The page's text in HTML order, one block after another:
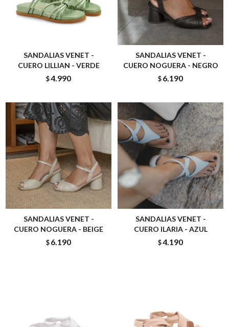
SANDALIAS VENET -
CUERO LILLIAN - VERDE
$4.990
SANDALIAS VENET -
CUERO NOGUERA - NEGRO
$6.190
SANDALIAS VENET -
CUERO NOGUERA - BEIGE
$6.190
SANDALIAS VENET -
CUERO ILARIA - AZUL
$4.190